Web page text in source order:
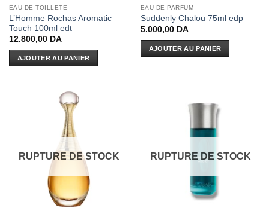
EAU DE TOILLETE
L’Homme Rochas Aromatic
Touch 100ml edt
12.800,00 DA
AJOUTER AU PANIER
EAU DE PARFUM
Suddenly Chalou 75ml edp
5.000,00 DA
AJOUTER AU PANIER
RUPTURE DE STOCK RUPTURE DE STOCK